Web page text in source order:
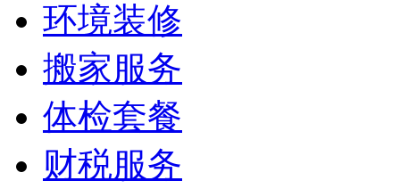
环境装修
搬家服务
体检套餐
财税服务